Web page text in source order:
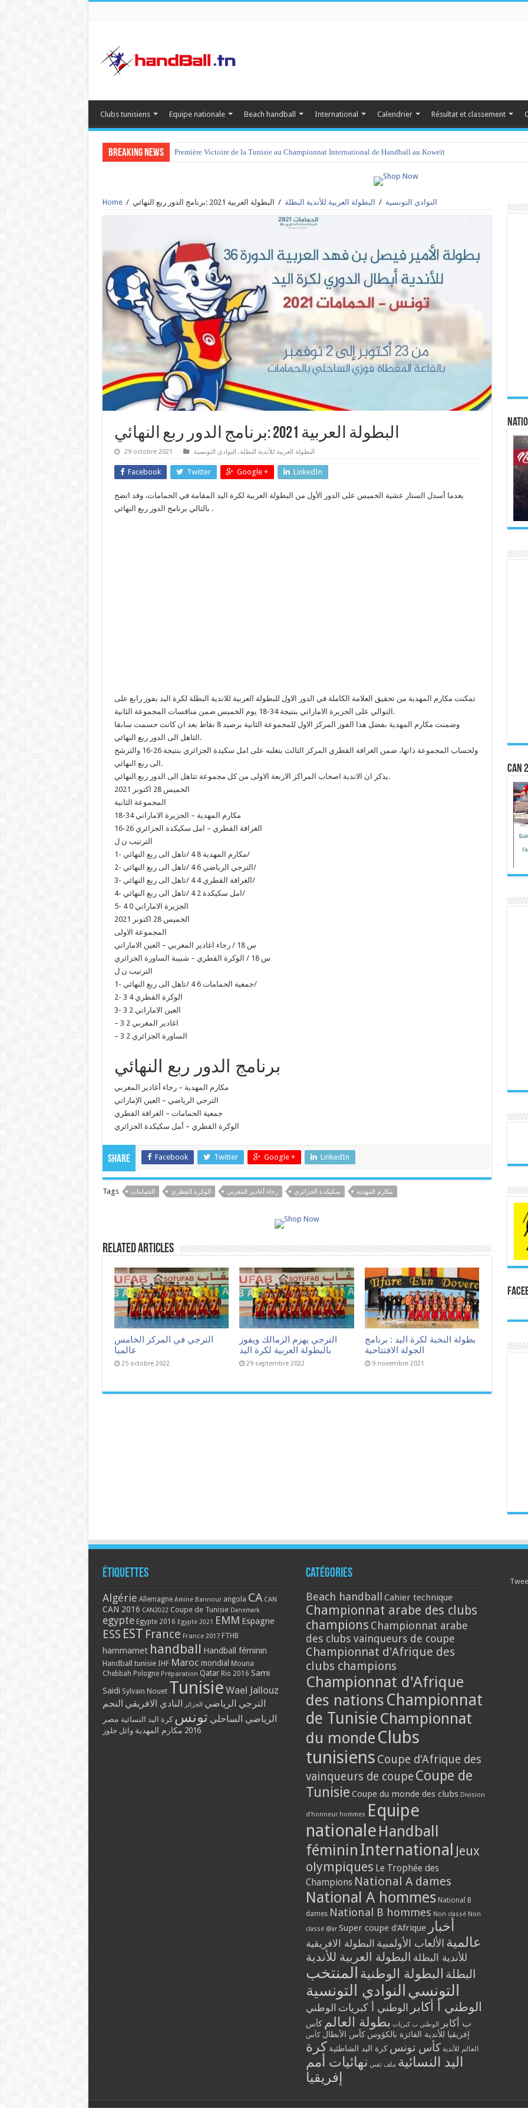
Clubs tunisiens Equipe nationale Beach handball International Calendrier Résultat et classement
Breaking News Première Victoire de la Tunisie au Championnat International de Handball au Koweït
Home / النوادي التونسية / البطولة العربية للأندية البطلة / البطولة العربية 2021 :برنامج الدور ربع النهائي
البطولة العربية 2021 :برنامج الدور ربع النهائي
29 octobre 2021 البطولة العربية للأندية البطلة, النوادي التونسية
Facebook Twitter Google + LinkedIn
بعدما أسدل الستار عشية الخميس على الدور الأول من البطولة العربية لكرة اليد المقامة في الحمامات، وقد اتضح
بالتالي برنامج الدور ربع النهائي .
تمكنت مكارم المهدية من تحقيق العلامة الكاملة في الدور الاول للبطولة العربية للاندية البطلة لكرة اليد بفوز رابع على
التوالي على الجزيرة الاماراتي بنتيجة 34-18 يوم الخميس ضمن منافسات المجموعة الثانية.
وضمنت مكارم المهدية بفضل هذا الفوز المركز الاول للمجموعة الثانية برصيد 8 نقاط بعد ان كانت حسمت سابقا
التاهل الى الدور ربع النهائي.
ولحساب المجموعة ذاتها، ضمن الغرافة القطري المركز الثالث بتغلبه على امل سكيدة الجزائري بنتيجة 26-16 والترشح
الى ربع النهائي.
يذكر ان الاندية اصحاب المراكز الاربعة الاولى من كل مجموعة تتاهل الى الدور ربع النهائي.
الخميس 28 اكتوبر 2021
المجموعة الثانية
مكارم المهدية – الجزيرة الاماراتي 34-18
الغرافة القطري – امل سكيكدة الجزائري 26-16
الترتيب ن ل
1- مكارم المهدية 8 4 /تاهل الى ربع النهائي/
2- الترجي الرياضي 6 4 /تاهل الى ربع النهائي/
3- الغرافة القطري 4 4 /تاهل الى ربع النهائي/
4- امل سكيكدة 2 4 /تاهل الى ربع النهائي/
5- الجزيرة الاماراتي 0 4
الخميس 28 اكتوبر 2021
المجموعة الاولى
س 18 / رجاء اغادير المغربي – العين الاماراتي
س 18 / الوكرة القطري – شبيبة الساورة الجزائري
الترتيب ن ل
1- جمعية الحمامات 6 4 /تاهل الى ربع النهائي/
2- الوكرة القطري 4 3
3- العين الاماراتي 2 3
– اغادير المغربي 2 3
– الساورة الجزائري 2 3
برنامج الدور ربع النهائي
مكارم المهدية – رجاء أغادير المغربي
الترجي الرياضي – العين الإماراتي
جمعية الحمامات – الغرافة القطري
الوكرة القطري – أمل سكيكدة الجزائري
Share Facebook Twitter Google + LinkedIn
Tags الحمامات الوكرة القطري رجاء أغادير المغربي سكيكدة الجزائري مكارم المهدية
Related Articles
الترجي في المركز الخامس
عالميا
25 octobre 2022
الترجي يهزم الزمالك ويفوز
بالبطولة العربية لكرة اليد
29 septembre 2022
بطولة النخبة لكرة اليد : برنامج
الجولة الافتتاحية
9 novembre 2021
CAN
Étiquettes
Algérie Allemagne Amine Bannour angola CA CAN
CAN 2016 CAN2022 Coupe de Tunisie Danemark
egypte Egypte 2016 Egypte 2021 EMM Espagne
ESS EST France France 2017 FTHB
hammamet handball Handball féminin
Handball tunisie IHF Maroc mondial Mouna
Chebbah Pologne Préparation Qatar Rio 2016 Sami
Saidi Sylvain Nouet Tunisie Wael Jallouz
الترجي الرياضي الجزائر النادي الافريقي النجم
الرياضي الساحلي تونس كرة اليد النسائية مصر
2016 مكارم المهدية وائل جلوز
Catégories
Beach handball Cahier technique
Championnat arabe des clubs
champions Championnat arabe
des clubs vainqueurs de coupe
Championnat d'Afrique des
clubs champions
Championnat d'Afrique
des nations Championnat
de Tunisie Championnat
du monde Clubs
tunisiens Coupe d'Afrique des
vainqueurs de coupe Coupe de
Tunisie Coupe du monde des clubs Division
d'honneur hommes Equipe
nationale Handball
féminin International Jeux
olympiques Le Trophée des
Champions National A dames
National A hommes National B
dames National B hommes Non classé Non
classé @ar Super coupe d'Afrique أخبار
عالمية الألعاب الأولمبية البطولة الافريقية
للأندية البطلة البطولة العربية للأندية
البطلة البطولة الوطنية المنتخب
التونسي النوادي التونسية
الوطني أ أكابر الوطني أ كبريات الوطني
ب أكابر
الوطني ب كبريات بطولة العالم كأس
إفريقيا للأندية الفائزة بالكؤوس كأس الأبطال كأس
العالم للأندية كأس تونس كرة اليد الشاطئية كرة
اليد النسائية ملف تقني نهائيات أمم
إفريقيا